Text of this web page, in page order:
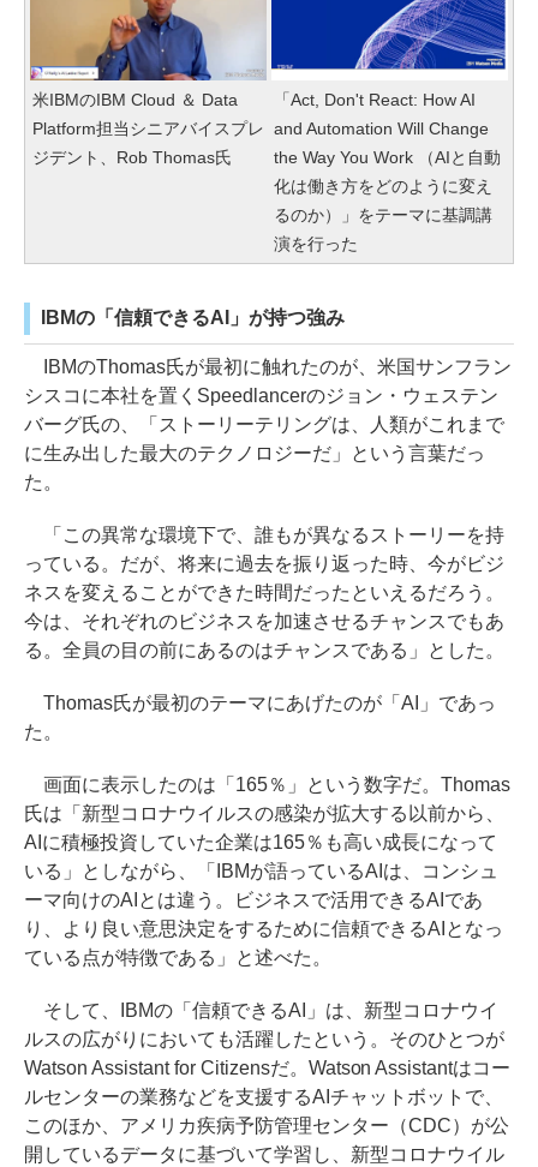
米IBMのIBM Cloud ＆ Data
Platform担当シニアバイスプレ
ジデント、Rob Thomas氏
「Act, Don't React: How AI
and Automation Will Change
the Way You Work （AIと自動
化は働き方をどのように変え
るのか）」をテーマに基調講
演を行った
IBMの「信頼できるAI」が持つ強み
IBMのThomas氏が最初に触れたのが、米国サンフラン
シスコに本社を置くSpeedlancerのジョン・ウェステン
バーグ氏の、「ストーリーテリングは、人類がこれまで
に生み出した最大のテクノロジーだ」という言葉だっ
た。
「この異常な環境下で、誰もが異なるストーリーを持
っている。だが、将来に過去を振り返った時、今がビジ
ネスを変えることができた時間だったといえるだろう。
今は、それぞれのビジネスを加速させるチャンスでもあ
る。全員の目の前にあるのはチャンスである」とした。
Thomas氏が最初のテーマにあげたのが「AI」であっ
た。
画面に表示したのは「165％」という数字だ。Thomas
氏は「新型コロナウイルスの感染が拡大する以前から、
AIに積極投資していた企業は165％も高い成長になって
いる」としながら、「IBMが語っているAIは、コンシュ
ーマ向けのAIとは違う。ビジネスで活用できるAIであ
り、より良い意思決定をするために信頼できるAIとなっ
ている点が特徴である」と述べた。
そして、IBMの「信頼できるAI」は、新型コロナウイ
ルスの広がりにおいても活躍したという。そのひとつが
Watson Assistant for Citizensだ。Watson Assistantはコー
ルセンターの業務などを支援するAIチャットボットで、
このほか、アメリカ疾病予防管理センター（CDC）が公
開しているデータに基づいて学習し、新型コロナウイル